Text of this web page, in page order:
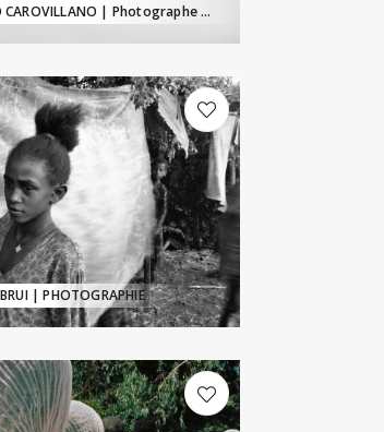
CAROVILLANO | Photographe de paysage
| PHOTOGRAPHIE